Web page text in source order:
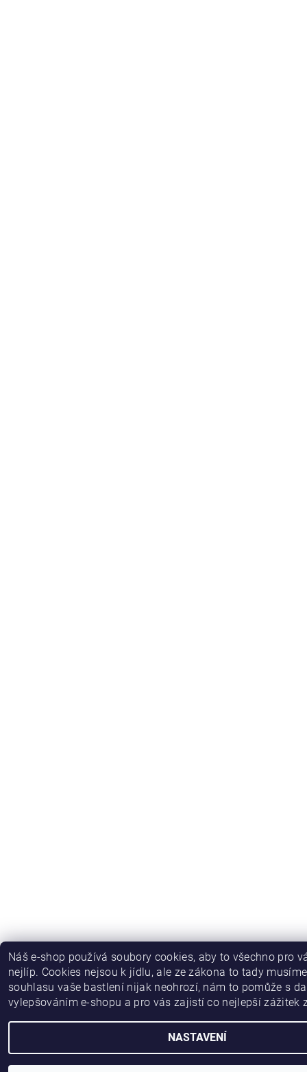
Náš e-shop používá soubory cookies, aby to všechno pro
nejlíp. Cookies nejsou k jídlu, ale ze zákona to tady
souhlasu vaše bastlení nijak neohrozí, nám to pomůže s
vylepšováním e-shopu a pro vás zajistí co nejlepší zážitek
NASTAVENÍ